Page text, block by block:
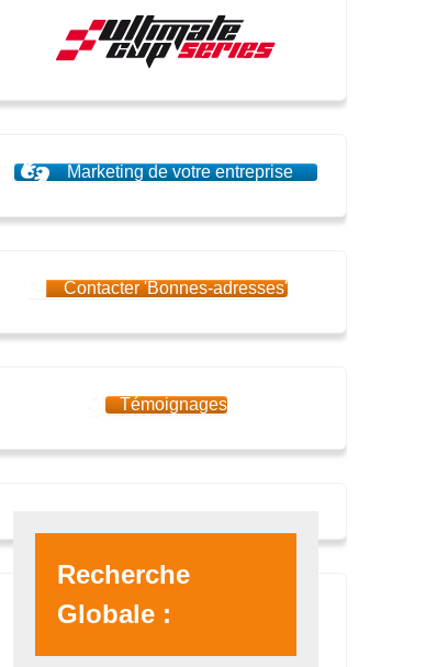
Marketing de votre entreprise
Contacter 'Bonnes-adresses'
Témoignages
Recherche
Globale :